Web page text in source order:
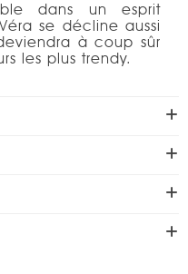
dans un esprit
se décline aussi
à coup sûr
les plus trendy.